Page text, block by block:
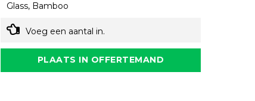
Glass, Bamboo
Voeg een aantal in.
PLAATS IN OFFERTEMAND